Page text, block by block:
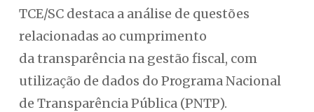
TCE/SC destaca a análise de questões
relacionadas ao cumprimento
da transparência na gestão fiscal, com
utilização de dados do Programa Nacional
de Transparência Pública (PNTP).